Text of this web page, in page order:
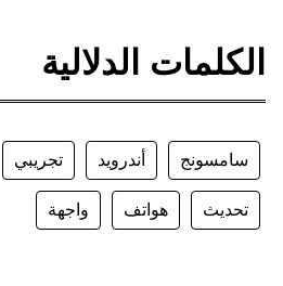
الكلمات الدلالية
سامسونج أندرويد تجريبي
تحديث هواتف واجهة